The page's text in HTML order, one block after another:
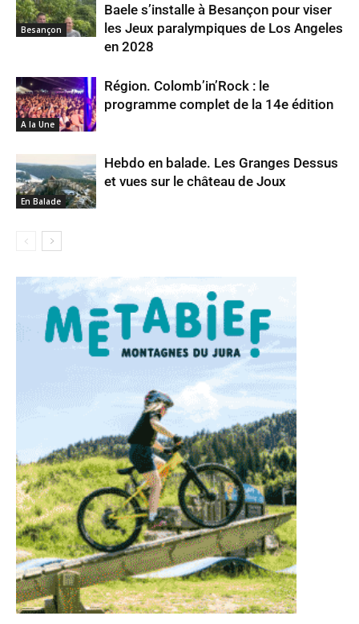
Besançon
Baele s’installe à Besançon pour viser
les Jeux paralympiques de Los Angeles
en 2028
A la Une
Région. Colomb’in’Rock : le
programme complet de la 14e édition
En Balade
Hebdo en balade. Les Granges Dessus
et vues sur le château de Joux